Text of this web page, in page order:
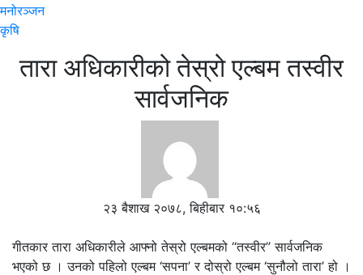
मनोरञ्जन
कृषि
तारा अधिकारीको तेस्रो एल्बम तस्वीर
सार्वजनिक
२३ बैशाख २०७८, बिहीबार १०:५६
गीतकार तारा अधिकारीले आफ्नो तेस्रो एल्बमको “तस्वीर” सार्वजनिक
भएको छ । उनको पहिलो एल्बम ‘सपना’ र दोस्रो एल्बम ‘सुनौलो तारा’ हो ।